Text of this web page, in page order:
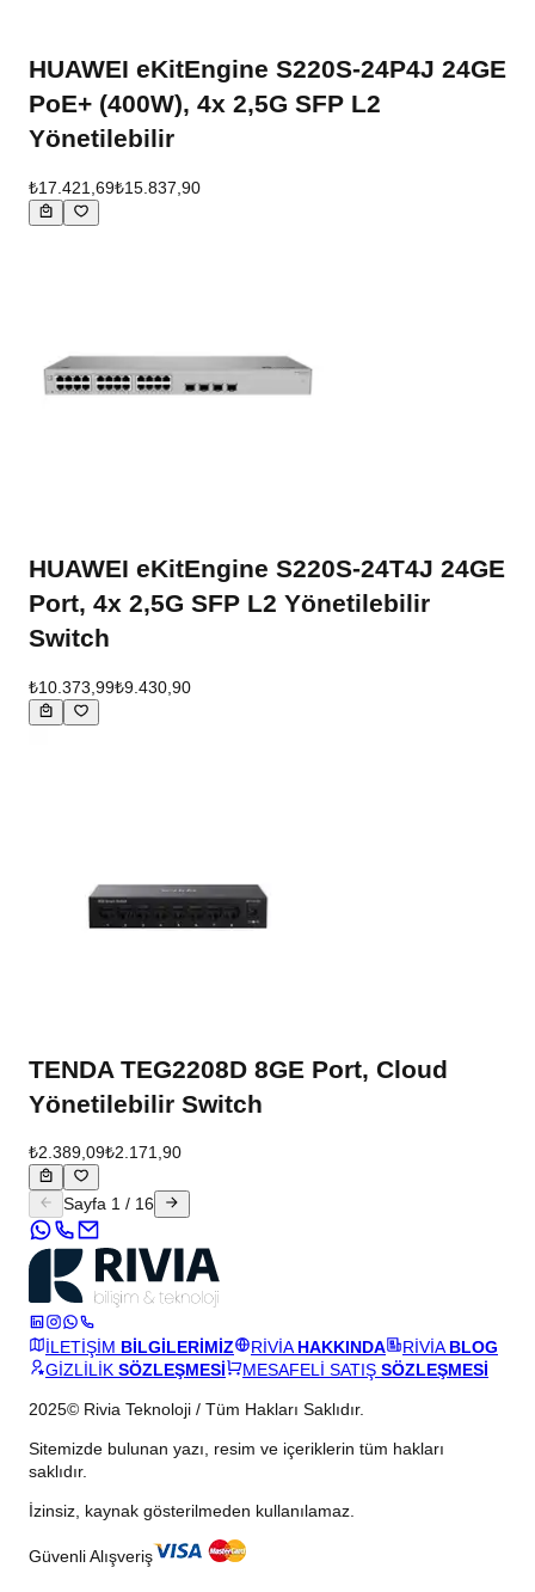
HUAWEI eKitEngine S220S-24P4J 24GE
PoE+ (400W), 4x 2,5G SFP L2
Yönetilebilir
₺17.421,69₺15.837,90
HUAWEI eKitEngine S220S-24T4J 24GE
Port, 4x 2,5G SFP L2 Yönetilebilir
Switch
₺10.373,99₺9.430,90
TENDA TEG2208D 8GE Port, Cloud
Yönetilebilir Switch
₺2.389,09₺2.171,90
Sayfa 1 / 16
İLETİŞİM BİLGİLERİMİZ RİVİA HAKKINDA RİVİA BLOG
GİZLİLİK SÖZLEŞMESİ MESAFELİ SATIŞ SÖZLEŞMESİ
2025© Rivia Teknoloji / Tüm Hakları Saklıdır.
Sitemizde bulunan yazı, resim ve içeriklerin tüm hakları
saklıdır.
İzinsiz, kaynak gösterilmeden kullanılamaz.
Güvenli Alışveriş